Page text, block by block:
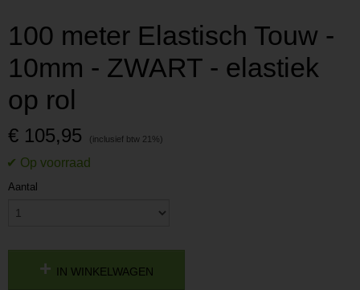
100 meter Elastisch Touw -
10mm - ZWART - elastiek
op rol
€ 105,95
Aantal
IN WINKELWAGEN